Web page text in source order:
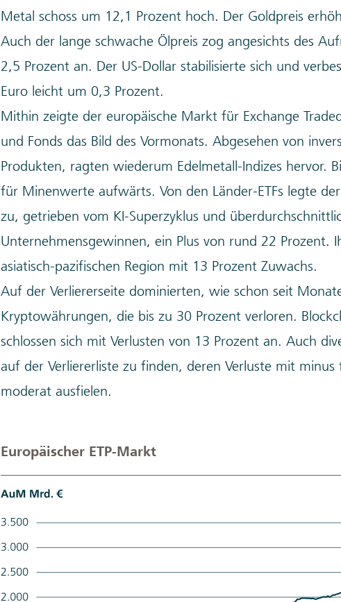
Metal schoss um 12,1 Prozent hoch. Der Goldpreis
Auch der lange schwache Ölpreis zog angesichts des
2,5 Prozent an. Der US-Dollar stabilisierte sich und
Euro leicht um 0,3 Prozent.
Mithin zeigte der europäische Markt für Exchange
und Fonds das Bild des Vormonats. Abgesehen von
Produkten, ragten wiederum Edelmetall-Indizes hervor.
für Minenwerte aufwärts. Von den Länder-ETFs legte
zu, getrieben vom KI-Superzyklus und
Unternehmensgewinnen, ein Plus von rund 22 Prozent.
asiatisch-pazifischen Region mit 13 Prozent Zuwachs.
Auf der Verliererseite dominierten, wie schon seit
Kryptowährungen, die bis zu 30 Prozent verloren.
schlossen sich mit Verlusten von 13 Prozent an. Auch
auf der Verliererliste zu finden, deren Verluste mit
moderat ausfielen.
Europäischer ETP-Markt